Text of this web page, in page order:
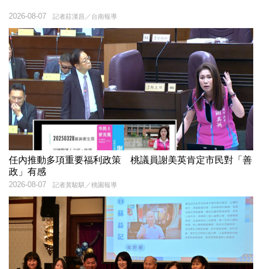
記者莊漢昌／台南報導
2026-08-07
任內推動多項重要福利政策 桃議員謝美英肯定市民對「善
政」有感
記者黃駿騏／桃園報導
2026-08-07